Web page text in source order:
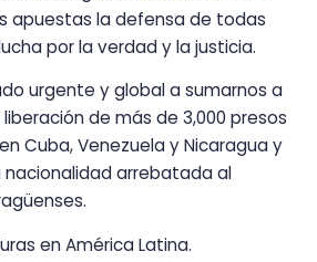
apuestas la defensa de todas
por la verdad y la justicia.
urgente y global a sumarnos a
de más de 3,000 presos
Cuba, Venezuela y Nicaragua y
arrebatada al
en América Latina.